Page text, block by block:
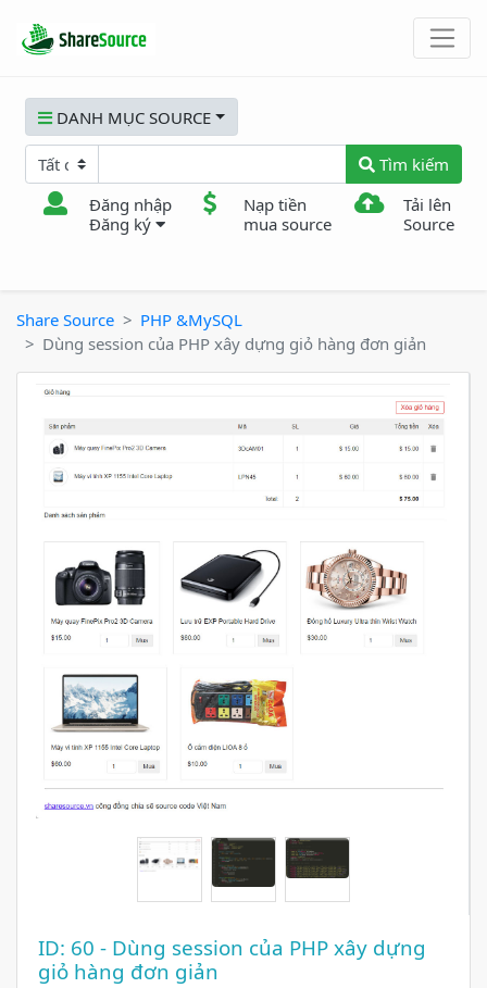
DANH MỤC SOURCE
Tìm kiếm
Đăng nhập
Đăng ký
Nạp tiền
mua source
Tải lên
Source
Share Source
PHP &MySQL
Dùng session của PHP xây dựng giỏ hàng đơn giản
ID: 60 - Dùng session của PHP xây dựng
giỏ hàng đơn giản